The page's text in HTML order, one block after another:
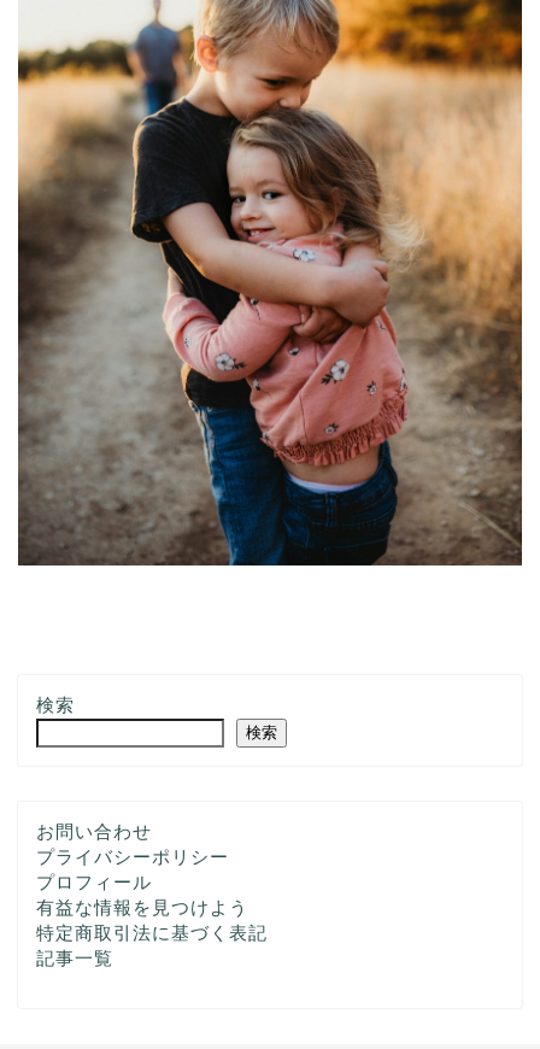
検索
検索
お問い合わせ
プライバシーポリシー
プロフィール
有益な情報を見つけよう
特定商取引法に基づく表記
記事一覧